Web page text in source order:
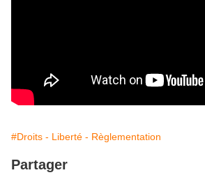
#Droits - Liberté - Règlementation
Partager